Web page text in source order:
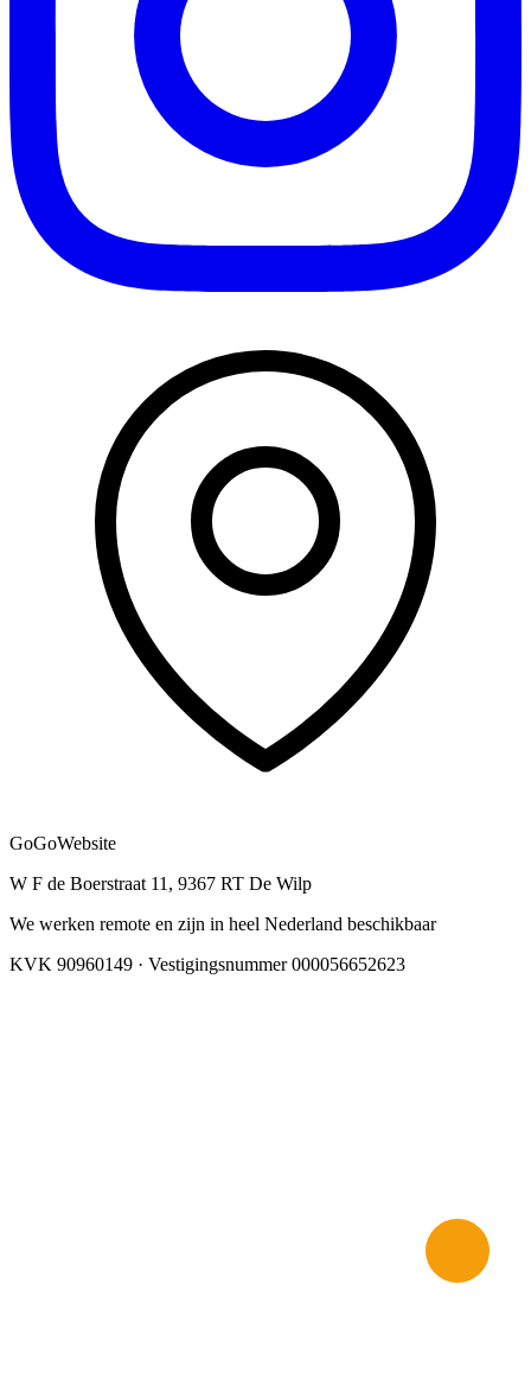
GoGoWebsite
W F de Boerstraat 11, 9367 RT De Wilp
We werken remote en zijn in heel Nederland beschikbaar
KVK 90960149 · Vestigingsnummer 000056652623